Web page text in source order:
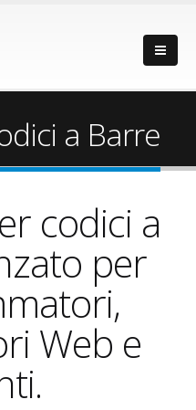
a Barre
codici a
per
Web e